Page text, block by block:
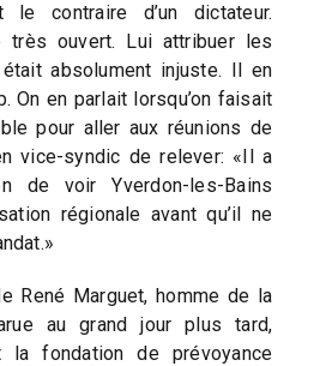
le contraire d’un dictateur.
très ouvert. Lui attribuer les
absolument injuste. Il en
On en parlait lorsqu’on faisait
pour aller aux réunions de
vice-syndic de relever: «Il a
de voir Yverdon-les-Bains
régionale avant qu’il ne
René Marguet, homme de la
au grand jour plus tard,
la fondation de prévoyance